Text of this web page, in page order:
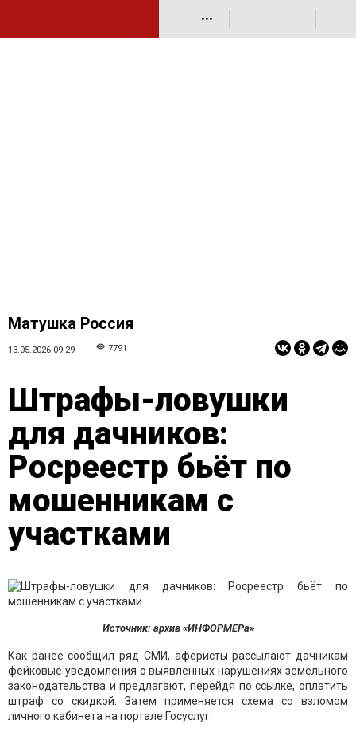
•••
Матушка Россия
13.05.2026 09:29 7791
Штрафы-ловушки
для дачников:
Росреестр бьёт по
мошенникам с
участками
Источник: архив «ИНФОРМЕРа»
Как ранее сообщил ряд СМИ, аферисты рассылают дачникам
фейковые уведомления о выявленных нарушениях земельного
законодательства и предлагают, перейдя по ссылке, оплатить
штраф со скидкой. Затем применяется схема со взломом
личного кабинета на портале Госуслуг.